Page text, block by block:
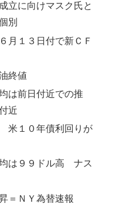
立に向けマスク氏と
別
月１３日付で新ＣＦ
終値
は前日付近での推
近
米１０年債利回りが
は９９ドル高 ナス
＝ＮＹ為替速報